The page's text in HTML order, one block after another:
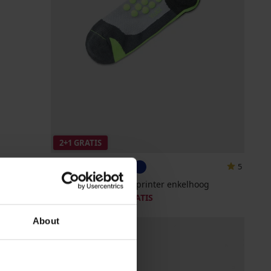
About
2+1 GRATIS
5
Compressiesokken Sprinter enkelhoog
2+1 GRATIS